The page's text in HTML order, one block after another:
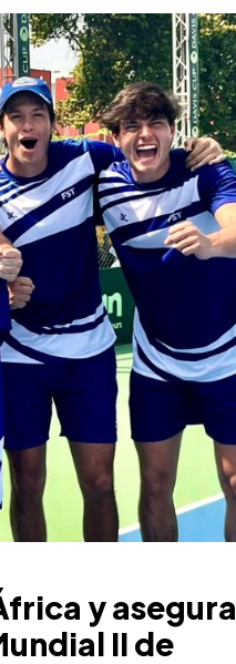
y asegura
II de